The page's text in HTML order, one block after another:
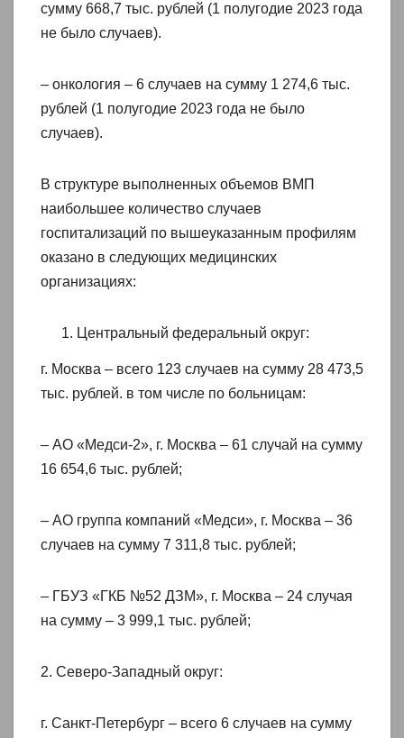
сумму 668,7 тыс. рублей (1 полугодие 2023 года
не было случаев).
– онкология – 6 случаев на сумму 1 274,6 тыс.
рублей (1 полугодие 2023 года не было
случаев).
В структуре выполненных объемов ВМП
наибольшее количество случаев
госпитализаций по вышеуказанным профилям
оказано в следующих медицинских
организациях:
Центральный федеральный округ:
г. Москва – всего 123 случаев на сумму 28 473,5
тыс. рублей. в том числе по больницам:
– АО «Медси-2», г. Москва – 61 случай на сумму
16 654,6 тыс. рублей;
– АО группа компаний «Медси», г. Москва – 36
случаев на сумму 7 311,8 тыс. рублей;
– ГБУЗ «ГКБ №52 ДЗМ», г. Москва – 24 случая
на сумму – 3 999,1 тыс. рублей;
2. Северо-Западный округ:
г. Санкт-Петербург – всего 6 случаев на сумму